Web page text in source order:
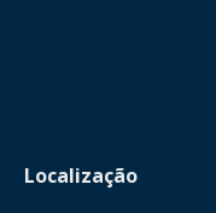
Localização